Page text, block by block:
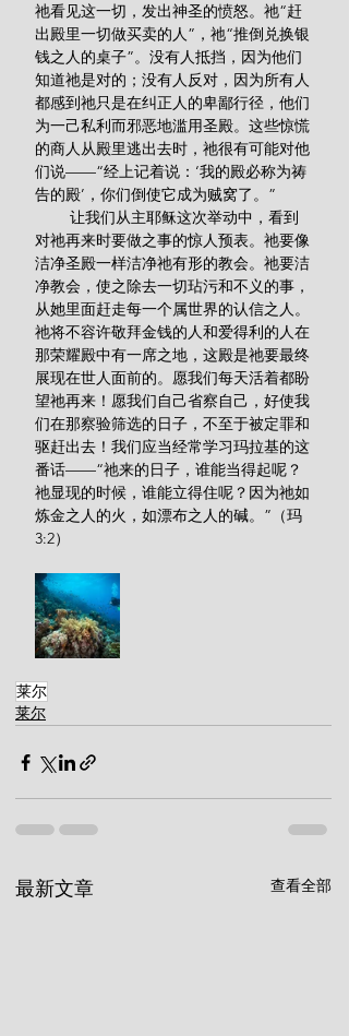
祂看见这一切，发出神圣的愤怒。祂“赶
出殿里一切做买卖的人”，祂“推倒兑换银
钱之人的桌子”。没有人抵挡，因为他们
知道祂是对的；没有人反对，因为所有人
都感到祂只是在纠正人的卑鄙行径，他们
为一己私利而邪恶地滥用圣殿。这些惊慌
的商人从殿里逃出去时，祂很有可能对他
们说——“经上记着说：‘我的殿必称为祷
告的殿’，你们倒使它成为贼窝了。”
对祂再来时要做之事的惊人预表。祂要像
洁净圣殿一样洁净祂有形的教会。祂要洁
净教会，使之除去一切玷污和不义的事，
从她里面赶走每一个属世界的认信之人。
祂将不容许敬拜金钱的人和爱得利的人在
那荣耀殿中有一席之地，这殿是祂要最终
展现在世人面前的。愿我们每天活着都盼
望祂再来！愿我们自己省察自己，好使我
们在那察验筛选的日子，不至于被定罪和
驱赶出去！我们应当经常学习玛拉基的这
番话——“祂来的日子，谁能当得起呢？
祂显现的时候，谁能立得住呢？因为祂如
炼金之人的火，如漂布之人的碱。”（玛
3:2）
莱尔
莱尔
最新文章 查看全部